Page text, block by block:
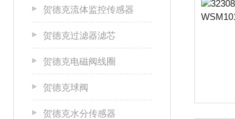
贺德克流体监控传感器
贺德克过滤器滤芯
贺德克电磁阀线圈
贺德克球阀
贺德克水分传感器